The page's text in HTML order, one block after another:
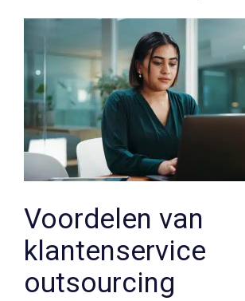
Voordelen van
klantenservice
outsourcing